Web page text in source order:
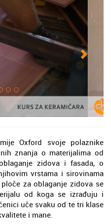
Oxford svoje polaznike
znanja o materijalima od
zidova i fasada, o
vrstama i sirovinama
za oblaganje zidova se
od koga se izrađuju i
uče svaku od te tri klase
i mane.